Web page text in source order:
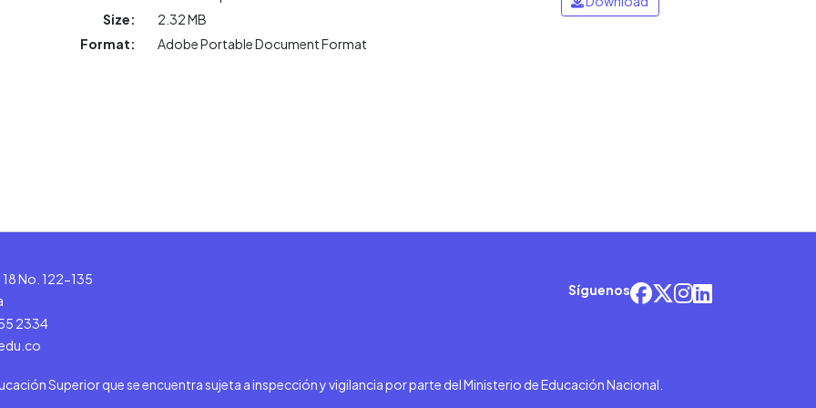
Size:
2.32 MB
Format:
Adobe Portable Document Format
No. 122-135
2334
Síguenos
Superior que se encuentra sujeta a inspección y vigilancia por parte del Ministerio de Educación Nacional.